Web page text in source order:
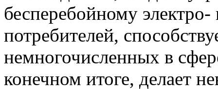
бесперебойному
потребителей,
немногочисленных в
конечном итоге, делает